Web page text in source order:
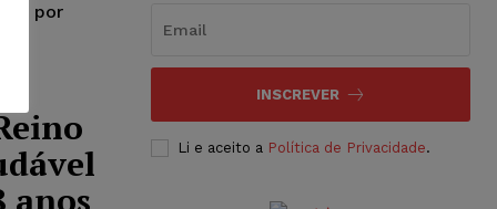
por
anos
INSCREVER
Li e aceito a Política de Privacidade.